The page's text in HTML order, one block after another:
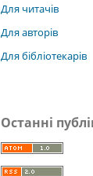
Для читачів
Для авторів
Для бібліотекарів
Останні